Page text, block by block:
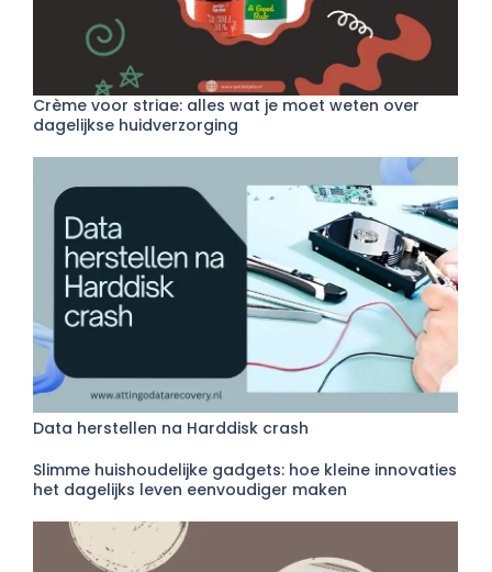
Crème voor striae: alles wat je moet weten over
dagelijkse huidverzorging
Data herstellen na Harddisk crash
Slimme huishoudelijke gadgets: hoe kleine innovaties
het dagelijks leven eenvoudiger maken